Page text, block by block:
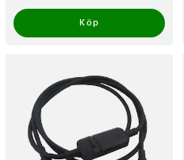
Köp